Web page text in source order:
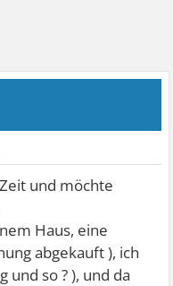
und möchte
Haus, eine
abgekauft ), ich
so ? ), und da